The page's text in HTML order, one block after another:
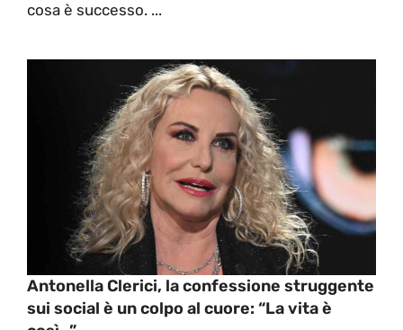
cosa è successo. ...
Antonella Clerici, la confessione struggente
sui social è un colpo al cuore: “La vita è